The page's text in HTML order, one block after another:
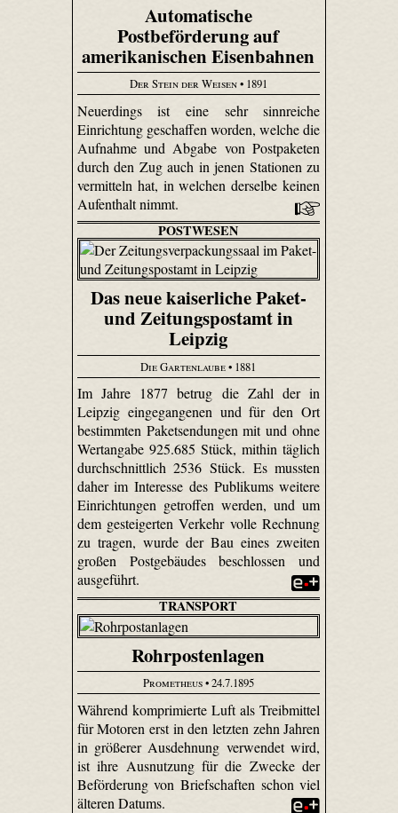
Automatische
Postbeförderung auf
amerikanischen Eisenbahnen
Der Stein der Weisen• 1891
Neuerdings ist eine sehr sinnreiche
Einrichtung geschaffen worden, welche die
Aufnahme und Abgabe von Postpaketen
durch den Zug auch in jenen Stationen zu
vermitteln hat, in welchen derselbe keinen
Aufenthalt nimmt.
POSTWESEN
Das neue kaiserliche Paket-
und Zeitungspostamt in
Leipzig
Die Gartenlaube• 1881
Im Jahre 1877 betrug die Zahl der in
Leipzig eingegangenen und für den Ort
bestimmten Paketsendungen mit und ohne
Wertangabe 925.685 Stück, mithin täglich
durchschnittlich 2536 Stück. Es mussten
daher im Interesse des Publikums weitere
Einrichtungen getroffen werden, und um
dem gesteigerten Verkehr volle Rechnung
zu tragen, wurde der Bau eines zweiten
großen Postgebäudes beschlossen und
ausgeführt.
TRANSPORT
Rohrpostenlagen
Prometheus• 24.7.1895
Während komprimierte Luft als Treibmittel
für Motoren erst in den letzten zehn Jahren
in größerer Ausdehnung verwendet wird,
ist ihre Ausnutzung für die Zwecke der
Beförderung von Briefschaften schon viel
älteren Datums.